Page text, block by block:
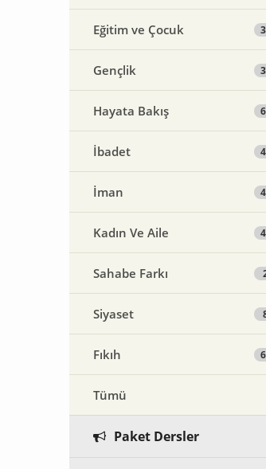
Eğitim ve Çocuk
Gençlik
Hayata Bakış
İbadet
İman
Kadın Ve Aile
Sahabe Farkı
Siyaset
Fıkıh
Tümü
Paket Dersler